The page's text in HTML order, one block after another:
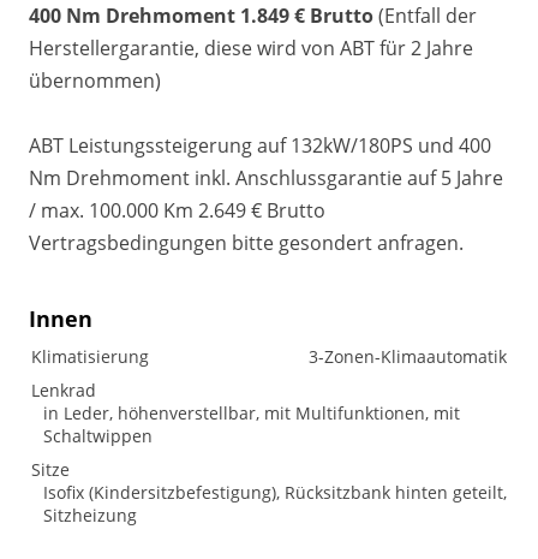
400 Nm Drehmoment 1.849 € Brutto(Entfall der
Herstellergarantie, diese wird von ABT für 2 Jahre
übernommen)
ABT Leistungssteigerung auf 132kW/180PS und 400
Nm Drehmoment inkl. Anschlussgarantie auf 5 Jahre
/ max. 100.000 Km 2.649 € Brutto
Vertragsbedingungen bitte gesondert anfragen.
Innen
Klimatisierung
3-Zonen-Klimaautomatik
Lenkrad
in Leder, höhenverstellbar, mit Multifunktionen, mit
Schaltwippen
Sitze
Isofix (Kindersitzbefestigung), Rücksitzbank hinten geteilt,
Sitzheizung